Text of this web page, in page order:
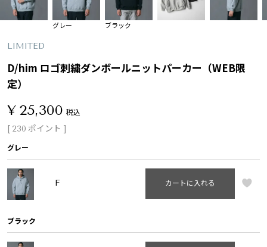
グレー ブラック
LIMITED
D/him ロゴ刺繍ダンボールニットパーカー（WEB限
定）
¥ 25,300 税込
[ 230 ポイント ]
グレー
F カートに入れる
ブラック